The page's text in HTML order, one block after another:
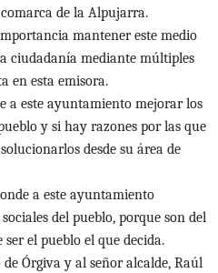
de la Alpujarra.
mantener este medio
ciudadanía mediante múltiples
en esta emisora.
a este ayuntamiento mejorar los
y si hay razones por las que
desde su área de
a este ayuntamiento
del pueblo, porque son del
el pueblo el que decida.
Órgiva y al señor alcalde, Raúl